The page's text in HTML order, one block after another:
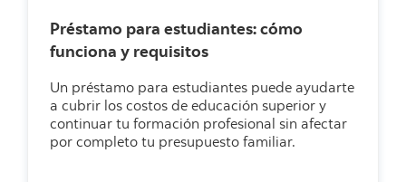
Préstamo para estudiantes: cómo
funciona y requisitos
Un préstamo para estudiantes puede ayudarte
a cubrir los costos de educación superior y
continuar tu formación profesional sin afectar
por completo tu presupuesto familiar.